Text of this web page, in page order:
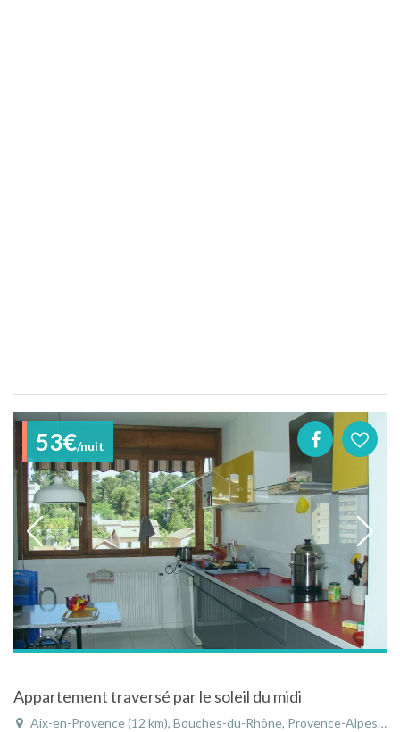
53€/nuit
Appartement traversé par le soleil du midi
Aix-en-Provence (12 km), Bouches-du-Rhône, Provence-Alpes-Côte d'Azur, France